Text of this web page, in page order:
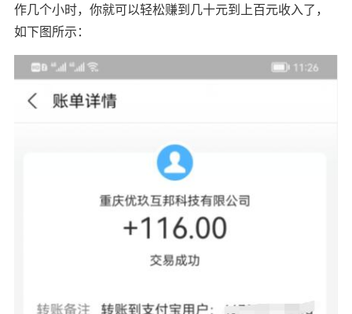
作几个小时，你就可以轻松赚到几十元到上百元收入了，
如下图所示：